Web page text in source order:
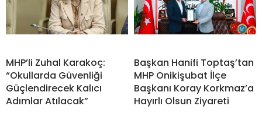
MHP’li Zuhal Karakoç:
“Okullarda Güvenliği
Güçlendirecek Kalıcı
Adımlar Atılacak”
Başkan Hanifi Toptaş’tan
MHP Onikişubat İlçe
Başkanı Koray Korkmaz’a
Hayırlı Olsun Ziyareti